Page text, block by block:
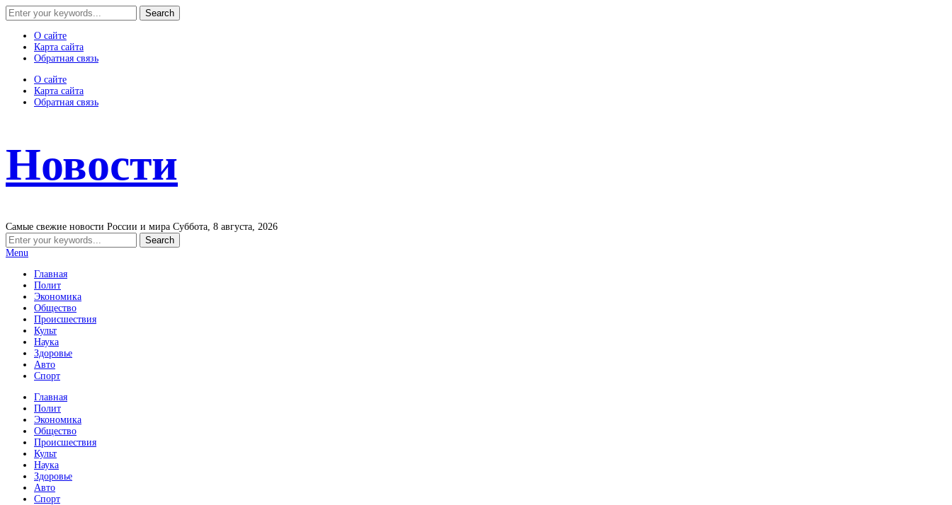
О сайте
Карта сайта
Обратная связь
О сайте
Карта сайта
Обратная связь
Новости
Самые свежие новости России и мира Суббота, 8 августа, 2026
Menu
Главная
Полит
Экономика
Общество
Происшествия
Культ
Наука
Здоровье
Авто
Спорт
Главная
Полит
Экономика
Общество
Происшествия
Культ
Наука
Здоровье
Авто
Спорт